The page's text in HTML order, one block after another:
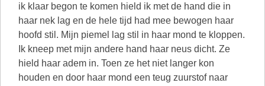
ik klaar begon te komen hield ik met de hand die in
haar nek lag en de hele tijd had mee bewogen haar
hoofd stil. Mijn piemel lag stil in haar mond te kloppen.
Ik kneep met mijn andere hand haar neus dicht. Ze
hield haar adem in. Toen ze het niet langer kon
houden en door haar mond een teug zuurstof naar